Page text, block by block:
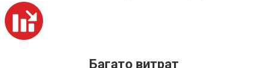
Багато витрат